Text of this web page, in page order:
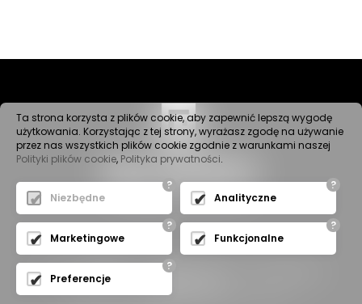
(C) 2021 DEWRO
- TÜRHERSTELLER – ALLE RECHTE
PROJEKT UND REALISIERUNG VON
Ta strona korzysta z plików cookie, aby zapewnić lepszą wygodę
użytkowania. Korzystając z tej strony, wyrażasz zgodę na używanie
przez nas wszystkich plików cookie zgodnie z warunkami naszej
Polityki plików cookie, Polityka prywatności.
?
Niezbędne
?
Analityczne
?
Marketingowe
?
Funkcjonalne
?
Preferencje